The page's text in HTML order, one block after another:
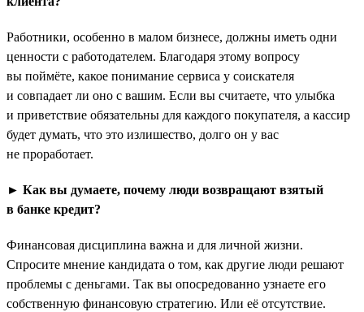
Работники, особенно в малом бизнесе, должны иметь одни
ценности с работодателем. Благодаря этому вопросу
вы поймёте, какое понимание сервиса у соискателя
и совпадает ли оно с вашим. Если вы считаете, что улыбка
и приветствие обязательны для каждого покупателя, а кассир
будет думать, что это излишество, долго он у вас
не проработает.
► Как вы думаете, почему люди возвращают взятый
в банке кредит?
Финансовая дисциплина важна и для личной жизни.
Спросите мнение кандидата о том, как другие люди решают
проблемы с деньгами. Так вы опосредованно узнаете его
собственную финансовую стратегию. Или её отсутствие.